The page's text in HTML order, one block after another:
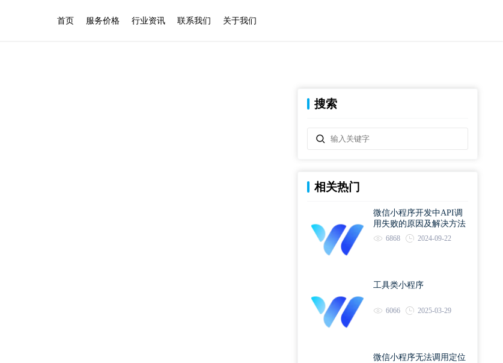
首页 服务价格 行业资讯 联系我们 关于我们
搜索
相关热门
微信小程序开发中API调
用失败的原因及解决方法
6868 2024-09-22
工具类小程序
6066 2025-03-29
微信小程序无法调用定位